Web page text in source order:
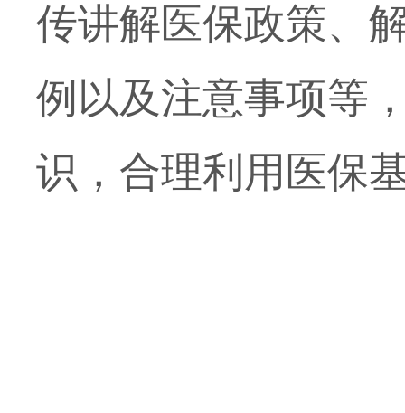
传讲解医保政策、
例以及注意事项等
识，合理利用医保